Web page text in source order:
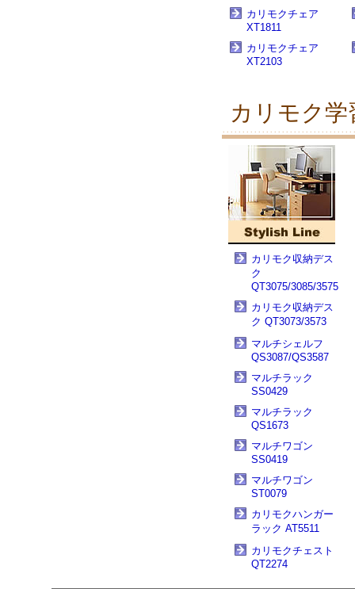
カリモクチェア
XT1811
カリモクチェア
XT2103
カリモク
カリモク収納デス
ク
QT3075/3085/3575
カリモク収納デス
ク QT3073/3573
マルチシェルフ
QS3087/QS3587
マルチラック
SS0429
マルチラック
QS1673
マルチワゴン
SS0419
マルチワゴン
ST0079
カリモクハンガー
ラック AT5511
カリモクチェスト
QT2274